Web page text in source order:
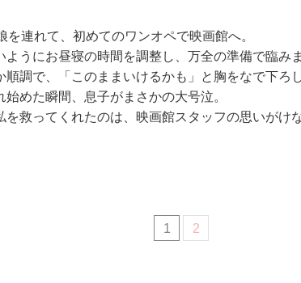
を連れて、初めてのワンオペで映画館へ。
うにお昼寝の時間を調整し、万全の準備で臨みま
順調で、「このままいけるかも」と胸をなで下ろ
めた瞬間、息子がまさかの大号泣。
を救ってくれたのは、映画館スタッフの思いがけ
1 2